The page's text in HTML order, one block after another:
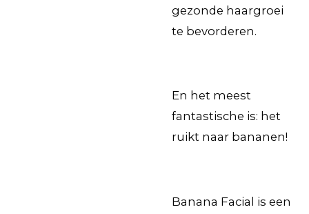
gezonde haargroei
te bevorderen.
En het meest
fantastische is: het
ruikt naar bananen!
Banana Facial is een